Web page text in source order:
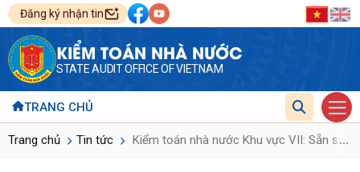
Đăng ký nhận tin
KIỂM TOÁN NHÀ NƯỚC
STATE AUDIT OFFICE OF VIETNAM
TRANG CHỦ
Trang chủ Tin tức Kiểm toán nhà nước Khu vực VII: Sẵn ...